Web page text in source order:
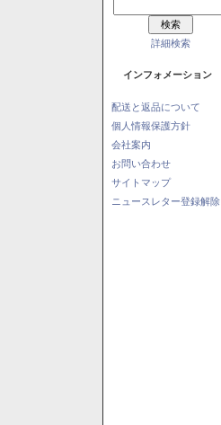
詳細検索
インフォメーション
配送と返品について
個人情報保護方針
会社案内
お問い合わせ
サイトマップ
ニュースレター登録解除